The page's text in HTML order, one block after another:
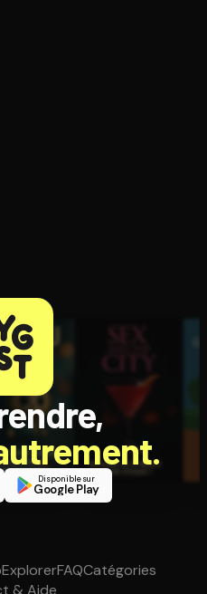
Disponible sur
Google Play
ExplorerFAQCatégories
& Aide